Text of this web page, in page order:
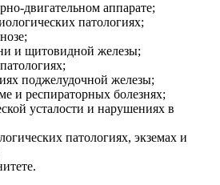
двигательном аппарате;
патологиях;
и щитовидной железы;
поджелудочной железы;
и респираторных болезнях;
усталости и нарушениях в
патологиях, экземах и